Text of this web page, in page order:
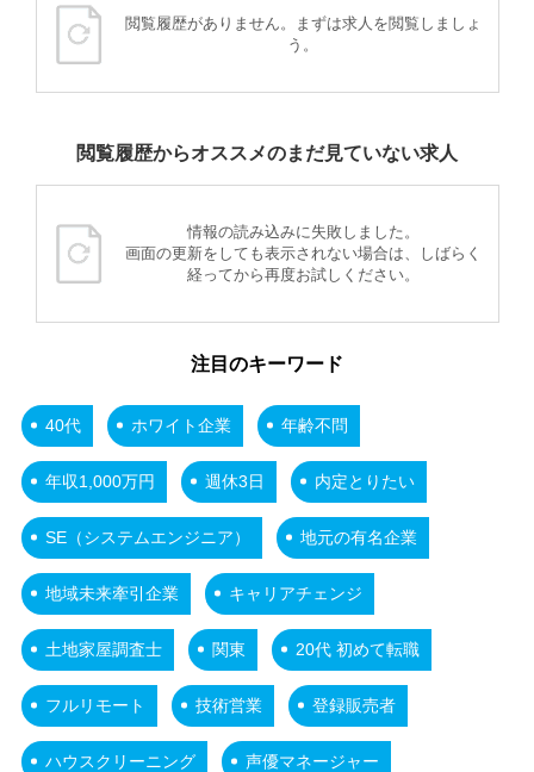
閲覧履歴がありません。まずは求人を閲覧しましょ
う。
閲覧履歴からオススメのまだ見ていない求人
情報の読み込みに失敗しました。
画面の更新をしても表示されない場合は、しばらく
経ってから再度お試しください。
注目のキーワード
40代 ホワイト企業 年齢不問
年収1,000万円 週休3日 内定とりたい
SE（システムエンジニア） 地元の有名企業
地域未来牽引企業 キャリアチェンジ
土地家屋調査士 関東 20代 初めて転職
フルリモート 技術営業 登録販売者
ハウスクリーニング 声優マネージャー